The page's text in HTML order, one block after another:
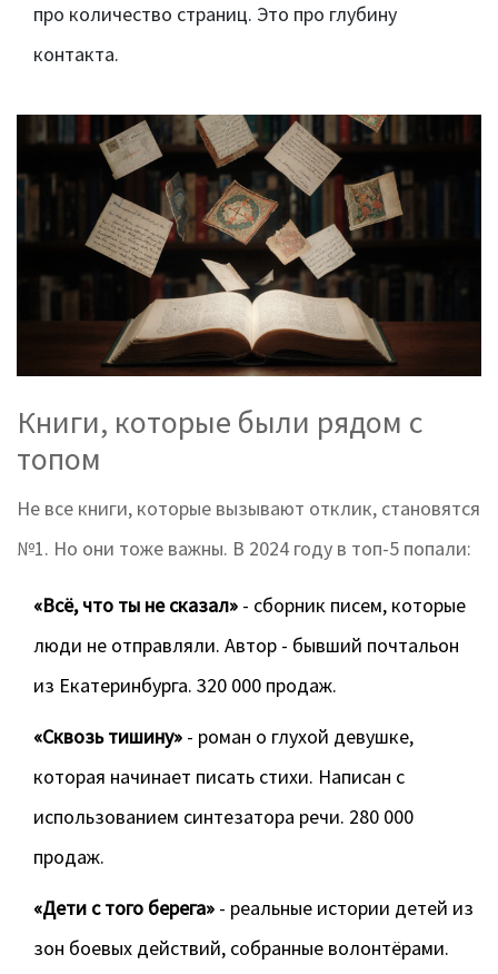
про количество страниц. Это про глубину
контакта.
Книги, которые были рядом с
топом
Не все книги, которые вызывают отклик, становятся
№1. Но они тоже важны. В 2024 году в топ-5 попали:
«Всё, что ты не сказал» - сборник писем, которые
люди не отправляли. Автор - бывший почтальон
из Екатеринбурга. 320 000 продаж.
«Сквозь тишину» - роман о глухой девушке,
которая начинает писать стихи. Написан с
использованием синтезатора речи. 280 000
продаж.
«Дети с того берега» - реальные истории детей из
зон боевых действий, собранные волонтёрами.